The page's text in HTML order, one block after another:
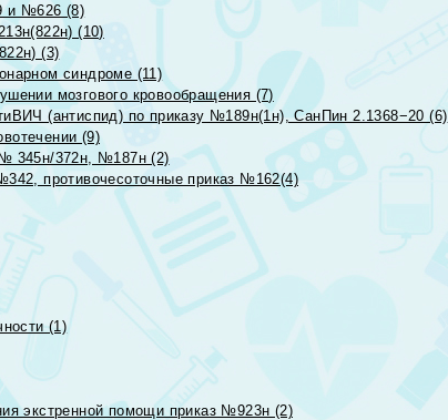
и №626 (8)
(10)
(3)
синдроме (11)
мозгового кровообращения (7)
(антиспид) по приказу №189н(1н), СанПин 2.1368−20 (6)
(9)
345н/372н, №187н (2)
противочесоточные приказ №162(4)
(1)
экстренной помощи приказ №923н (2)